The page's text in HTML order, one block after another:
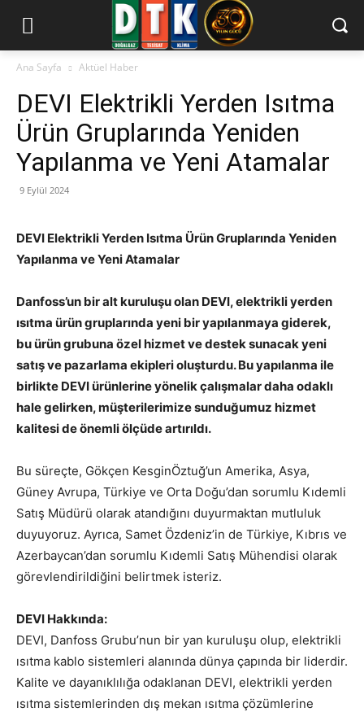
Ana Sayfa Aktüel Haber
DEVI Elektrikli Yerden Isıtma
Ürün Gruplarında Yeniden
Yapılanma ve Yeni Atamalar
9 Eylül 2024
DEVI Elektrikli Yerden Isıtma Ürün Gruplarında Yeniden
Yapılanma ve Yeni Atamalar
Danfoss’un bir alt kuruluşu olan DEVI, elektrikli yerden
ısıtma ürün gruplarında yeni bir yapılanmaya giderek,
bu ürün grubuna özel hizmet ve destek sunacak yeni
satış ve pazarlama ekipleri oluşturdu. Bu yapılanma ile
birlikte DEVI ürünlerine yönelik çalışmalar daha odaklı
hale gelirken, müşterilerimize sunduğumuz hizmet
kalitesi de önemli ölçüde artırıldı.
Bu süreçte, Gökçen KesginÖztuğ’un Amerika, Asya,
Güney Avrupa, Türkiye ve Orta Doğu’dan sorumlu Kıdemli
Satış Müdürü olarak atandığını duyurmaktan mutluluk
duyuyoruz. Ayrıca, Samet Özdeniz’in de Türkiye, Kıbrıs ve
Azerbaycan’dan sorumlu Kıdemli Satış Mühendisi olarak
görevlendirildiğini belirtmek isteriz.
DEVI Hakkında:
DEVI, Danfoss Grubu’nun bir yan kuruluşu olup, elektrikli
ısıtma kablo sistemleri alanında dünya çapında bir liderdir.
Kalite ve dayanıklılığa odaklanan DEVI, elektrikli yerden
ısıtma sistemlerinden dış mekan ısıtma çözümlerine